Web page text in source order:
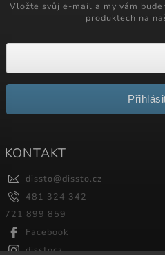
Vložte svůj e-mail a my vám
produktech na
KONTAKT
dissto@dissto.cz
481 324 342
721 899 859
Facebook
disstocz